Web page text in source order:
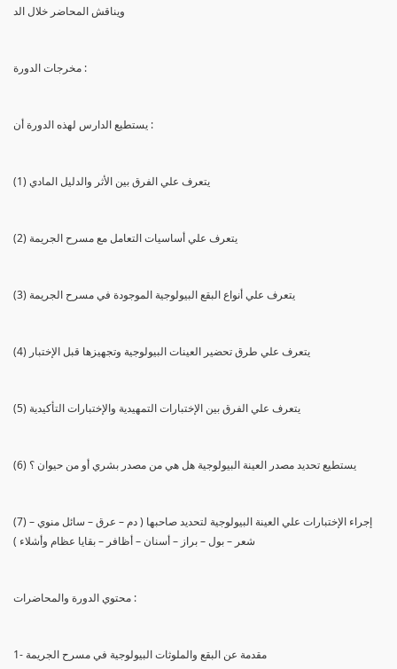
ويناقش المحاضر خلال الد
مخرجات الدورة :
يستطيع الدارس لهذه الدورة أن :
(1) يتعرف علي الفرق بين الأثر والدليل المادي
(2) يتعرف علي أساسيات التعامل مع مسرح الجريمة
(3) يتعرف علي أنواع البقع البيولوجية الموجودة في مسرح الجريمة
(4) يتعرف علي طرق تحضير العينات البيولوجية وتجهيزها قبل الإختبار
(5) يتعرف علي الفرق بين الإختبارات التمهيدية والإختبارات التأكيدية
(6) يستطيع تحديد مصدر العينة البيولوجية هل هي من مصدر بشري أو من حيوان ؟
(7) إجراء الإختبارات علي العينة البيولوجية لتحديد صاحبها ( دم – عرق – سائل منوي –
شعر – بول – براز – أسنان – أظافر – بقايا عظام وأشلاء )
محتوي الدورة والمحاضرات :
1- مقدمة عن البقع والملوثات البيولوجية في مسرح الجريمة